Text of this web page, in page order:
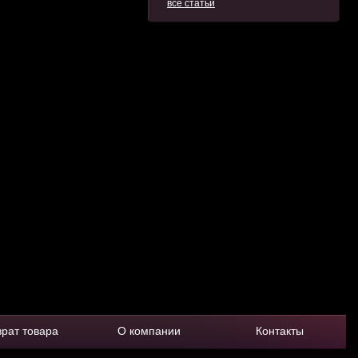
все статьи
товара О компании Контакты